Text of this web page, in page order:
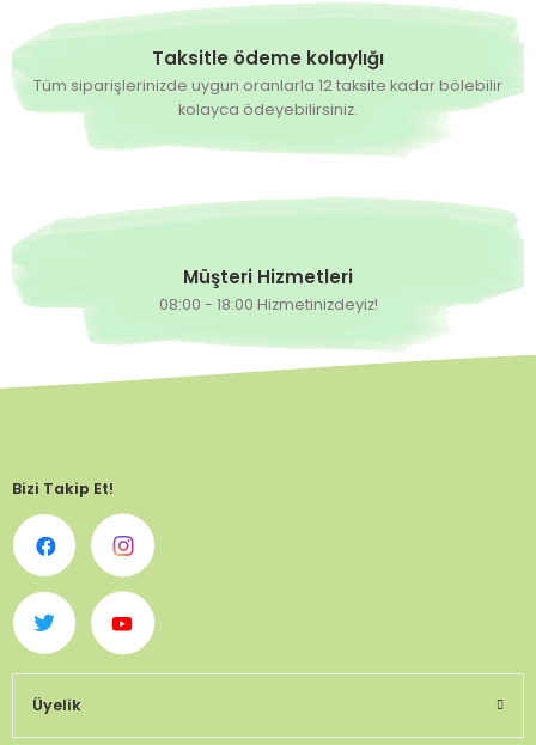
Taksitle ödeme kolaylığı
Tüm siparişlerinizde uygun oranlarla 12 taksite kadar bölebilir
kolayca ödeyebilirsiniz.
Müşteri Hizmetleri
08:00 - 18:00 Hizmetinizdeyiz!
Bizi Takip Et!
Üyelik